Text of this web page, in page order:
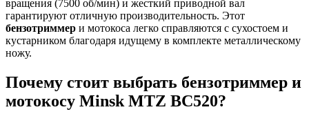
вращения (7500 об/мин) и жесткий приводной вал
гарантируют отличную производительность. Этот
бензотриммер и мотокоса легко справляются с сухостоем и
кустарником благодаря идущему в комплекте металлическому
ножу.
Почему стоит выбрать бензотриммер и
мотокосу Minsk MTZ BC520?